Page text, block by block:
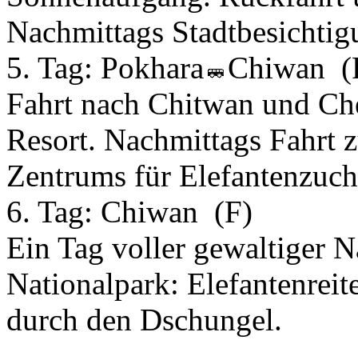
Nachmittags
5. Tag: Pokhara Chiwan
Fahrt nach Chitwan und
Resort. Nachmittags Fahrt
Zentrums für
6. Tag: Chiwan (F)
Ein Tag voller gewaltiger
Nationalpark:
durch den Dschungel.